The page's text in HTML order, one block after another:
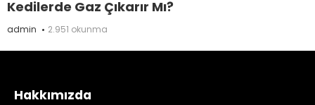
Kedilerde Gaz Çıkarır Mı?
admin 2.951 okunma
Hakkımızda